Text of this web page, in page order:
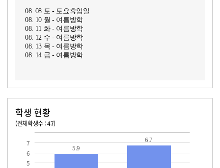
08. 08 토 - 토요휴업일
08. 10 월 - 여름방학
08. 11 화 - 여름방학
08. 12 수 - 여름방학
08. 13 목 - 여름방학
08. 14 금 - 여름방학
학생 현황
(전체학생수 : 47)
5
6
7
5.9
6.7